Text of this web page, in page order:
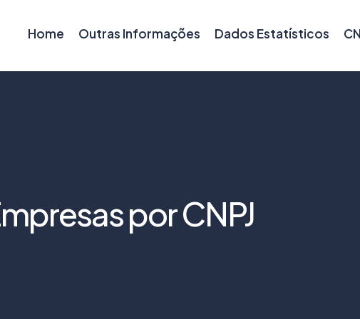
Home Outras Informações Dados Estatísticos
por CNPJ